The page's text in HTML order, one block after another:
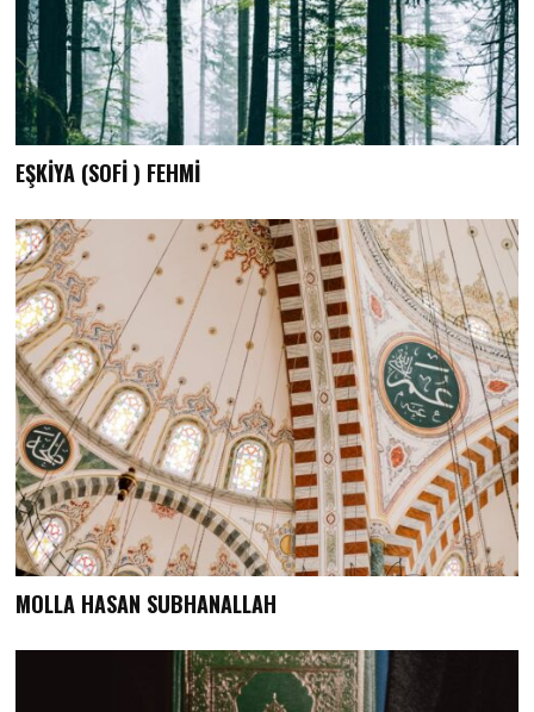
EŞKİYA (SOFİ ) FEHMİ
MOLLA HASAN SUBHANALLAH